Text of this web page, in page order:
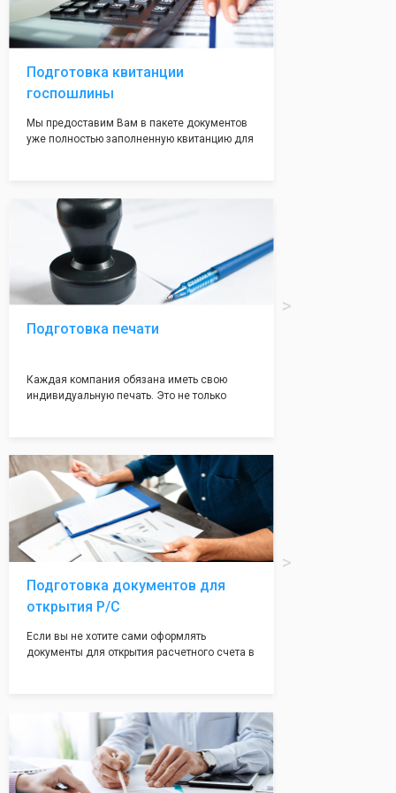
регистрации, наши адреса вам позволят не
волноваться на этот счет, ведь у нас все
адреса не массовые и очень надежные!
Подготовка квитанции
госпошлины
Мы предоставим Вам в пакете документов
уже полностью заполненную квитанцию для
посредственно в налоговой инспекции при
подаче документов на регистрацию.
Подготовка печати
Каждая компания обязана иметь свою
индивидуальную печать. Это не только
вам поможем с помощью изготовления
печати по индивидуальному эскизу, который
Вы выберете сами из нашего каталога.
Подготовка документов для
открытия Р/С
Если вы не хотите сами оформлять
документы для открытия расчетного счета в
открытия счета, с минимальным затратом
вашего времени и сил!